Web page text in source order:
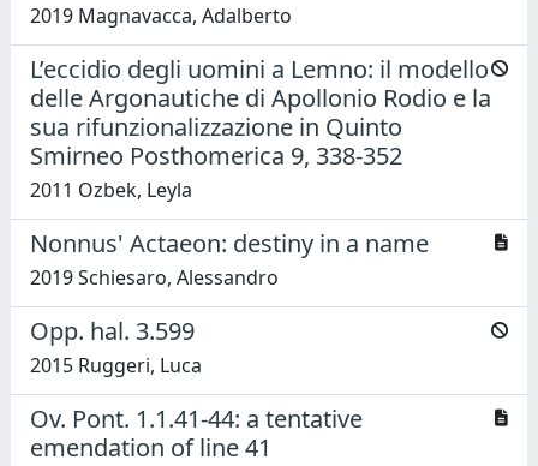
2019 Magnavacca, Adalberto
L’eccidio degli uomini a Lemno: il modello
delle Argonautiche di Apollonio Rodio e la
sua rifunzionalizzazione in Quinto
Smirneo Posthomerica 9, 338-352
2011 Ozbek, Leyla
Nonnus' Actaeon: destiny in a name
2019 Schiesaro, Alessandro
Opp. hal. 3.599
2015 Ruggeri, Luca
Ov. Pont. 1.1.41-44: a tentative
emendation of line 41